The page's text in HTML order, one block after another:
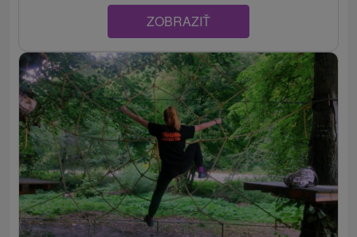
ZOBRAZIŤ